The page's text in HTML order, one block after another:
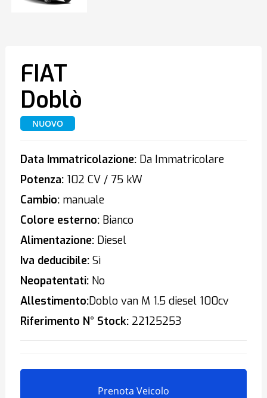
FIAT
Doblò
NUOVO
Data Immatricolazione:Da Immatricolare
Potenza:102 CV / 75 kW
Cambio:manuale
Colore esterno:Bianco
Alimentazione:Diesel
Iva deducibile:Sì
Neopatentati:No
Allestimento:Doblo van M 1.5 diesel 100cv
Riferimento N° Stock:22125253
Prenota Veicolo